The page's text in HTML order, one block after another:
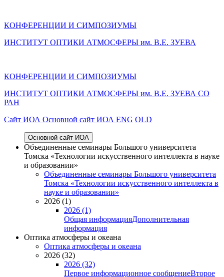
КОНФЕРЕНЦИИ И СИМПОЗИУМЫ
ИНСТИТУТ ОПТИКИ АТМОСФЕРЫ им. В.Е. ЗУЕВА
КОНФЕРЕНЦИИ И СИМПОЗИУМЫ
ИНСТИТУТ ОПТИКИ АТМОСФЕРЫ им. В.Е. ЗУЕВА СО
РАН
Cайт ИОА Основной сайт ИОА ENG OLD
Основной сайт ИОА
Объединенные семинары Большого университета
Томска «Технологии искусственного интеллекта в науке
и образовании»
Объединенные семинары Большого университета
Томска «Технологии искусственного интеллекта в
науке и образовании»
2026 (1)
2026 (1)
Общая информацияДополнительная
информация
Оптика атмосферы и океана
Оптика атмосферы и океана
2026 (32)
2026 (32)
Первое информационное сообщениеВторое